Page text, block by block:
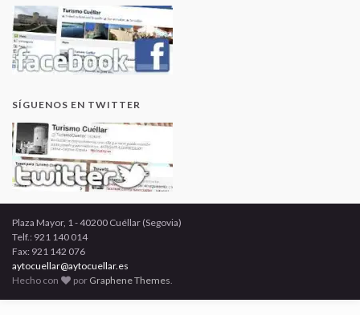
SÍGUENOS EN TWITTER
Plaza Mayor, 1 - 40200 Cuéllar (Segovia)
Telf.: 921 140 014
Fax: 921 142 076
aytocuellar@aytocuellar.es
Hecho con
por Graphene Themes.